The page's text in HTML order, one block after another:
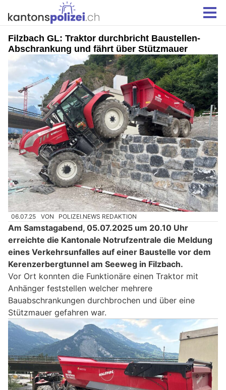
Filzbach GL: Traktor durchbricht Baustellen-
Abschrankung und fährt über Stützmauer
06.07.25 VON POLIZEI.NEWS REDAKTION
Am Samstagabend, 05.07.2025 um 20.10 Uhr
erreichte die Kantonale Notrufzentrale die Meldung
eines Verkehrsunfalles auf einer Baustelle vor dem
Kerenzerbergtunnel am Seeweg in Filzbach.
Vor Ort konnten die Funktionäre einen Traktor mit
Anhänger feststellen welcher mehrere
Bauabschrankungen durchbrochen und über eine
Stützmauer gefahren war.